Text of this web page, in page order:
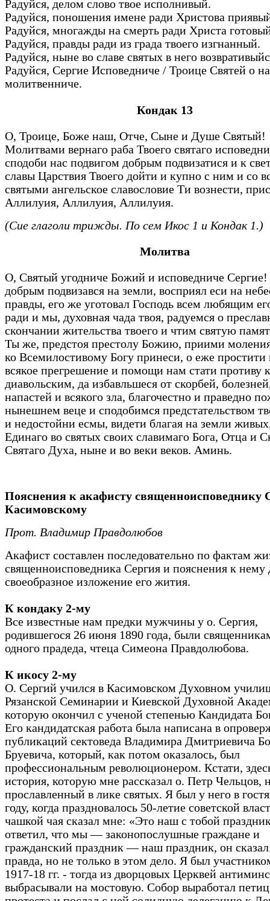
Радуйся, делом слово твое исполнивый.
Радуйся, поношения имене ради Христова
Радуйся, многажды на смерть ради Христа
Радуйся, правды ради из града твоего изгнанный.
Радуйся, ныне во славе святых в него
Радуйся, Сергие Исповедниче / Троице Святей о
молитвенниче.
Кондак 13
О, Троице, Боже наш, Отче, Сыне и Душе Святый!
Молитвами вернаго раба Твоего святаго
сподоби нас подвигом добрым подвизатися и к
славы Царствия Твоего дойти и купно с ним и со
святыми ангельское славословие Ти вознести,
Аллилуия, Аллилуия, Аллилуия.
(Сие глаголи трижды. По сем Икос 1 и Кондак 1.)
Молитва
О, Святый угодниче Божий и исповедниче
добрым подвизався на земли, восприял еси на
правды, его же уготовал Господь всем любящим
ради и мы, духовная чада твоя, радуемся о
скончании жительства твоего и чтим святую
Ты же, предстоя престолу Божию, приими
ко Всемилостивому Богу принеси, о еже простити
всякое прегрешение и помощи нам стати противу
диавольским, да избавльшеся от скорбей,
напастей и всякого зла, благочестно и праведно
нынешнем веце и сподобимся предстательством
и недостойни есмы, видети благая на земли
Единаго во святых своих славимаго Бога, Отца и
Святаго Духа, ныне и во веки веков. Аминь.
Пояснения к акафисту священноисповеднику
Касимовскому
Прот. Владимир Правдолюбов
Акафист составлен последовательно по фактам
священноисповедника Сергия и пояснения к нему
своеобразное изложение его жития.
К кондаку 2-му
Все известные нам предки мужчины у о. Сергия,
родившегося 26 июня 1890 года, были
одного прадеда, чтеца Симеона Правдолюбова.
К икосу 2-му
О. Сергий учился в Касимовском Духовном
Рязанской Семинарии и Киевской Духовной
которую окончил с ученой степенью Кандидата
Его кандидатская работа была написана в
публикаций сектоведа Владимира Дмитриевича
Бруевича, который, как потом оказалось, был
профессиональным революционером. Кстати,
история, которую мне рассказал о. Петр Чельцов,
прославленный в лике святых. Я был у него в
году, когда праздновалось 50-летие советской
чашкой чая сказал мне: «Это наш с тобой
ответил, что мы — законопослушные граждане и
гражданский праздник — наш праздник, он
правда, но не только в этом дело. Я был
1917-18 гг. - тогда из дворцовых Церквей
выбрасывали на мостовую. Собор выработал